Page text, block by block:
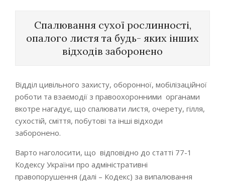
Спалювання сухої рослинності,
опалого листя та будь- яких інших
відходів заборонено
Відділ цивільного захисту, оборонної, мобілізаційної
роботи та взаємодії з правоохоронними органами
вкотре нагадує, що спалювати листя, очерету, гілля,
сухостій, сміття, побутові та інші відходи
заборонено.
Варто наголосити, що відповідно до статті 77-1
Кодексу України про адміністративні
правопорушення (далі – Кодекс) за випалювання